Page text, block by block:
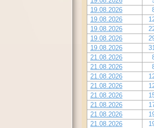
19.08.2026
19.08.2026
19.08.2026
19.08.2026
19.08.2026
21.08.2026
21.08.2026
21.08.2026
21.08.2026
21.08.2026
21.08.2026
21.08.2026
21.08.2026